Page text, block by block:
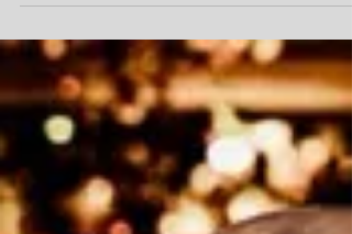
beteiligten Schulen und Unternehmen wertvolle
Erkenntnisse sammeln können. Wir möchten in
CORA Connect nun daran arbeiten, die
Ergebnisse daraus umzusetzen. Hierbei soll es
sowohl um die CORA-App als begleitendes
Instrument zur Rallye als auch um Schüler*inne